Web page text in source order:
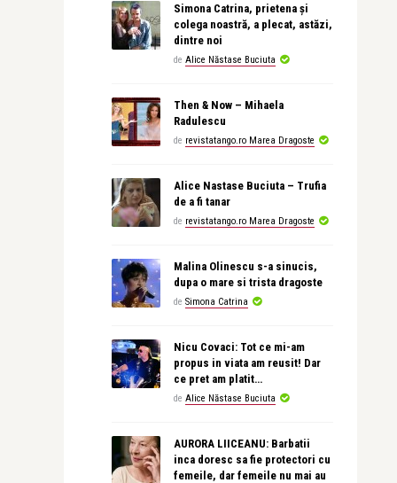
Simona Catrina, prietena și
colega noastră, a plecat, astăzi,
dintre noi
de Alice Năstase Buciuta
Then & Now – Mihaela
Radulescu
de revistatango.ro Marea Dragoste
Alice Nastase Buciuta – Trufia
de a fi tanar
de revistatango.ro Marea Dragoste
Malina Olinescu s-a sinucis,
dupa o mare si trista dragoste
de Simona Catrina
Nicu Covaci: Tot ce mi-am
propus in viata am reusit! Dar
ce pret am platit…
de Alice Năstase Buciuta
AURORA LIICEANU: Barbatii
inca doresc sa fie protectori cu
femeile, dar femeile nu mai au